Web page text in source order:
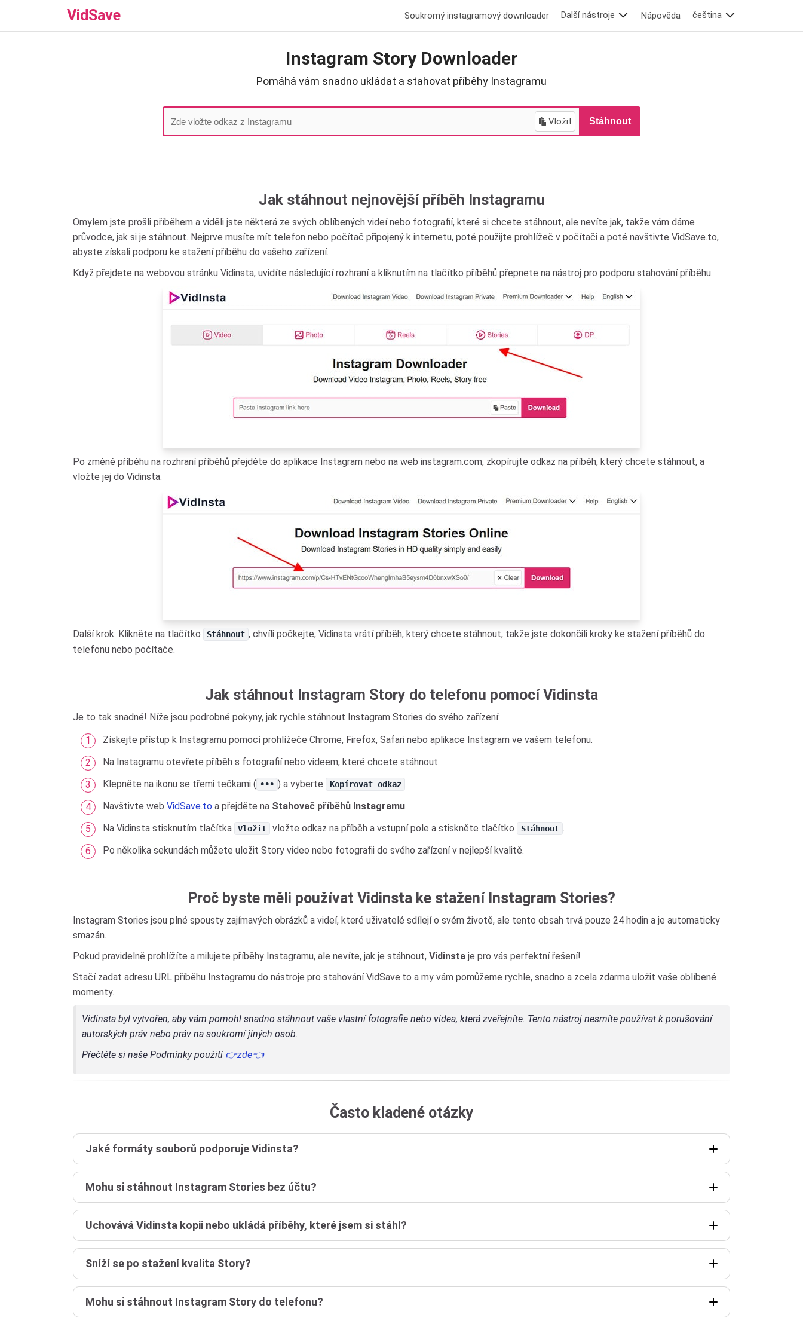
VidSave Soukromý instagramový downloader Další nástroje Nápověda čeština
Instagram Story Downloader
Pomáhá vám snadno ukládat a stahovat příběhy Instagramu
Vložit Stáhnout
Jak stáhnout nejnovější příběh Instagramu
Omylem jste prošli příběhem a viděli jste některá ze svých oblíbených videí nebo fotografií, které si chcete stáhnout, ale nevíte jak, takže vám dáme
průvodce, jak si je stáhnout. Nejprve musíte mít telefon nebo počítač připojený k internetu, poté použijte prohlížeč v počítači a poté navštivte VidSave.to,
abyste získali podporu ke stažení příběhu do vašeho zařízení.
Když přejdete na webovou stránku Vidinsta, uvidíte následující rozhraní a kliknutím na tlačítko příběhů přepnete na nástroj pro podporu stahování příběhu.
Po změně příběhu na rozhraní příběhů přejděte do aplikace Instagram nebo na web instagram.com, zkopírujte odkaz na příběh, který chcete stáhnout, a
vložte jej do Vidinsta.
Další krok: Klikněte na tlačítko Stáhnout , chvíli počkejte, Vidinsta vrátí příběh, který chcete stáhnout, takže jste dokončili kroky ke stažení příběhů do
telefonu nebo počítače.
Jak stáhnout Instagram Story do telefonu pomocí Vidinsta
Je to tak snadné! Níže jsou podrobné pokyny, jak rychle stáhnout Instagram Stories do svého zařízení:
Získejte přístup k Instagramu pomocí prohlížeče Chrome, Firefox, Safari nebo aplikace Instagram ve vašem telefonu.
Na Instagramu otevřete příběh s fotografií nebo videem, které chcete stáhnout.
Klepněte na ikonu se třemi tečkami ( ••• ) a vyberte Kopírovat odkaz .
Navštivte web VidSave.to a přejděte na Stahovač příběhů Instagramu.
Na Vidinsta stisknutím tlačítka
Vložit vložte odkaz na příběh a vstupní pole a stiskněte tlačítko Stáhnout .
Po několika sekundách můžete uložit Story video nebo fotografii do svého zařízení v nejlepší kvalitě.
Proč byste měli používat Vidinsta ke stažení Instagram Stories?
Instagram Stories jsou plné spousty zajímavých obrázků a videí, které uživatelé sdílejí o svém životě, ale tento obsah trvá pouze 24 hodin a je automaticky
smazán.
Pokud pravidelně prohlížíte a milujete příběhy Instagramu, ale nevíte, jak je stáhnout, Vidinsta je pro vás perfektní řešení!
Stačí zadat adresu URL příběhu Instagramu do nástroje pro stahování VidSave.to a my vám pomůžeme rychle, snadno a zcela zdarma uložit vaše oblíbené
momenty.
Vidinsta byl vytvořen, aby vám pomohl snadno stáhnout vaše vlastní fotografie nebo videa, která zveřejníte. Tento nástroj nesmíte používat k porušování
autorských práv nebo práv na soukromí jiných osob.
Přečtěte si naše Podmínky použití👉zde👈
Často kladené otázky
Jaké formáty souborů podporuje Vidinsta?
Mohu si stáhnout Instagram Stories bez účtu?
Uchovává Vidinsta kopii nebo ukládá příběhy, které jsem si stáhl?
Sníží se po stažení kvalita Story?
Mohu si stáhnout Instagram Story do telefonu?